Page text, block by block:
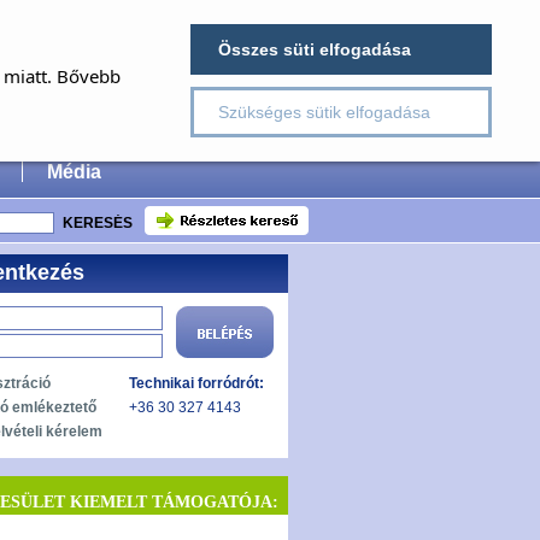
Média
×
emlékeztető
kérelem
Technikai forródrót:
+36 30 327 4143
KIEMELT TÁMOGATÓJA:
Bővebb
Összes süti elfogadása
Szükséges sütik elfogadása